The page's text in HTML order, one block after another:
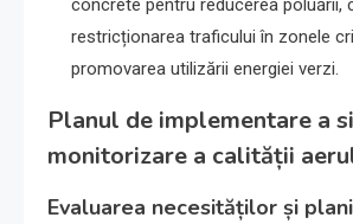
concrete pentru reducerea poluării,
restricționarea traficului în zonele
promovarea utilizării energiei verzi.
Planul de implementare a
monitorizare a calității
Evaluarea necesităților și